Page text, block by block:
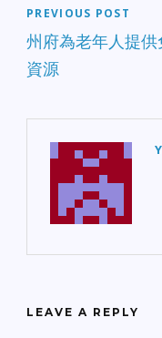
PREVIOUS POST
州府為老年人提供
資源
LEAVE A REPLY